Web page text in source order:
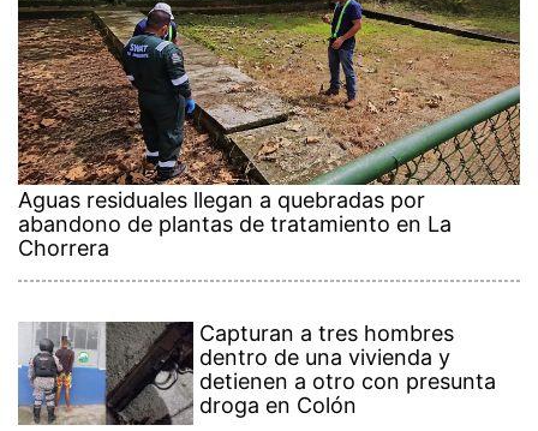
Aguas residuales llegan a quebradas por
abandono de plantas de tratamiento en La
Chorrera
Capturan a tres hombres
dentro de una vivienda y
detienen a otro con presunta
droga en Colón